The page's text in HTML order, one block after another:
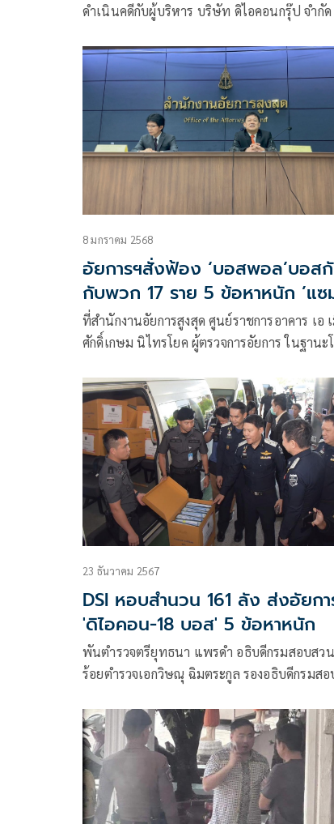
ดำเนินคดีกับผู้บริหาร บริษัท ดิไอคอนกรุ๊ป จำกั
ฐาน (1) “ร่วมกันกู้ยืมเงินที่เป็นการฉ้อโกงประ
(แชร์ลูกโซ่)”
8 มกราคม 2568
อัยการฯสั่งฟ้อง ‘บอสพอล’บอส
กับพวก 17 ราย 5 ข้อหาหนัก ’แซ
รอด
ที่สำนักงานอัยการสูงสุด ศูนย์ราชการอาคาร เอ
ศักดิ์เกษม นิไทรโยค ผู้ตรวจการอัยการ ในฐานะ
23 ธันวาคม 2567
DSI หอบสำนวน 161 ลัง ส่งอัยก
'ดิไอคอน-18 บอส' 5 ข้อหาหนัก
พันตำรวจตรียุทธนา แพรดำ อธิบดีกรมสอบสว
ร้อยตำรวจเอกวิษณุ ฉิมตระกูล รองอธิบดีกรมส